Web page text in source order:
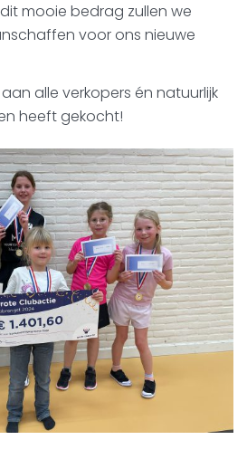
mooie bedrag zullen we
voor ons nieuwe
alle verkopers én natuurlijk
heeft gekocht!